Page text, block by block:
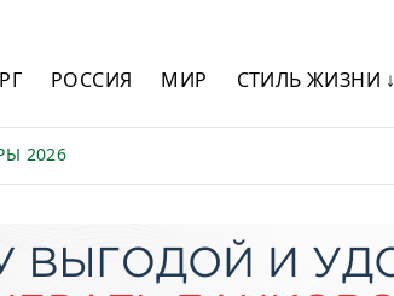
РОССИЯ МИР СТИЛЬ ЖИЗНИ ↓
2026